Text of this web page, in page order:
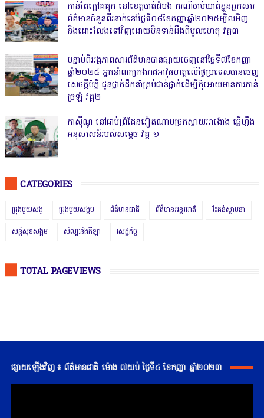
កាន់តែក្តៅគគុក នៅខេត្តបាត់ដំបង ករណីចាប់ឃាត់ខ្លួនអ្នកសារ
ព័ត៌មានចំនួនពីរនាក់នៅថ្ងៃទី០៨ខែកញ្ញាឆ្នាំ២០២៥ម្សិលមិញ
និងដោះលែងទៅវិញដោយមិនទាន់ដឹងពីមូលហេតុ វគ្គ៣
បន្ទាប់ពីអង្គភាពសារព័ត៌មានបានផ្សាយចេញនៅថ្ងៃទី៧ខែកញ្ញា
ឆ្នាំ២០២៥ អ្នកនាំពាក្យកងរាជអាវុធហត្ថលើផ្ទៃប្រទេសបានចេញ
សេចក្តីបំភ្លឺ ជូនថ្នាក់ដឹកនាំគ្រប់ជាន់ថ្នាក់ដើម្បីកុំអោយមានការភាន់
ច្រឡំ វគ្គ២
កាសុីណូ នៅជាប់ព្រំដែនវៀតណាមច្រកស្វាយអាង៉ោង ធ្វើហ្នឹង
អនុសាសន៍របស់សម្ដេច វគ្គ ១
CATEGORIES
ជ្រុងមួយសង្ ជ្រុងមួយសង្គម ព័ត៌មានជាតិ ព័ត៌មានអន្តរជាតិ រិះគន់ស្ថាបនា
សន្តិសុខសង្គម សិល្បៈនិងកីឡា សេដ្ឋកិច្ច
TOTAL PAGEVIEWS
ផ្សាយឡើងវិញ ៖ ព័ត៌មានជាតិ ម៉ោង ៧យប់ ថ្ងៃទី៤ ខែកញ្ញា ឆ្នាំ២០២៣